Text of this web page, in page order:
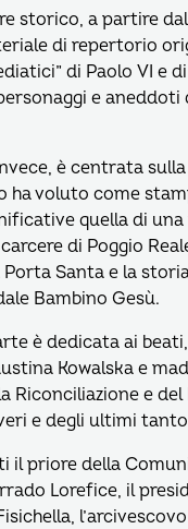
storico, a partire
di repertorio
di Paolo VI e
e aneddoti
è centrata
ha voluto come
quella di
di Poggio
Santa e la
Bambino Gesù.
è dedicata ai
Kowalska e
Riconciliazione e
e degli ultimi
il priore della
Lorefice, il